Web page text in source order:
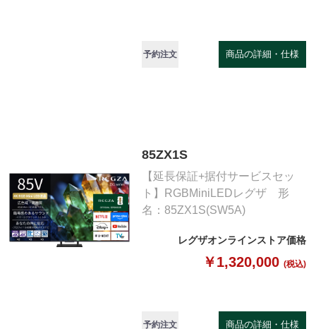
予約注文 商品の詳細・仕様
85ZX1S
【延長保証+据付サービスセッ
ト】RGBMiniLEDレグザ 形
名：85ZX1S(SW5A)
レグザオンラインストア価格
￥1,320,000 (税込)
予約注文 商品の詳細・仕様